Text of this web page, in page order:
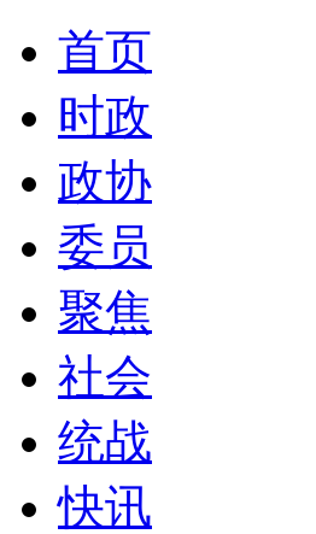
首页
时政
政协
委员
聚焦
社会
统战
快讯